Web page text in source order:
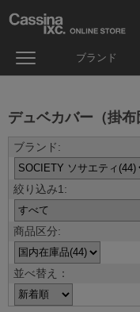
ブランド
デュベカバー（掛布
並べ替え：